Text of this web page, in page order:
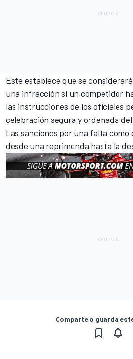
Este establece que se
una infracción si un competidor
las instrucciones de los oficiales
celebración segura y ordenada
Las sanciones por una falta como
desde una reprimenda hasta la
Comparte o guarda